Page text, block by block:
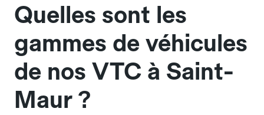
Quelles sont les
gammes de véhicules
de nos VTC à Saint-
Maur ?